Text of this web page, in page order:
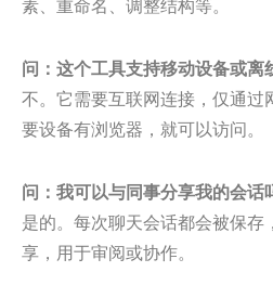
素、重命名、调整结构等。
问：这个工具支持移动设备或离
不。它需要互联网连接，仅通过
要设备有浏览器，就可以访问。
问：我可以与同事分享我的会话
是的。每次聊天会话都会被保存
享，用于审阅或协作。